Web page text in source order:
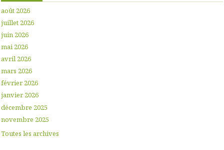
août 2026
juillet 2026
juin 2026
mai 2026
avril 2026
mars 2026
février 2026
janvier 2026
décembre 2025
novembre 2025
Toutes les archives